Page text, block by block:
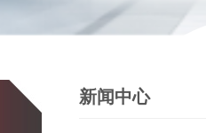
新闻中心